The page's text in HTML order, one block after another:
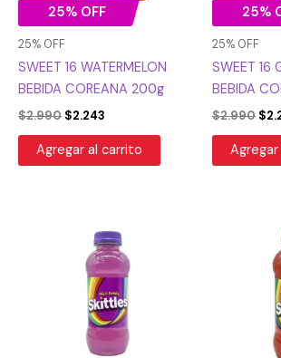
25% OFF
25% OFF
SWEET 16 WATERMELON
BEBIDA COREANA 200g
$2.990 $2.243
Agregar al carrito
25%
25% OFF
SWEET 16
BEBIDA
$2.990 $